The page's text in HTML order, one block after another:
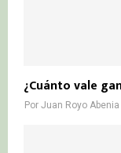
¿Cuánto vale
Por Juan Royo Abenia